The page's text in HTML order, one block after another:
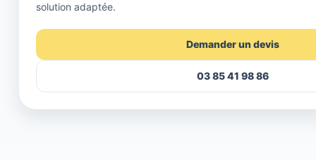
solution adaptée.
Demander un devis
03 85 41 98 86